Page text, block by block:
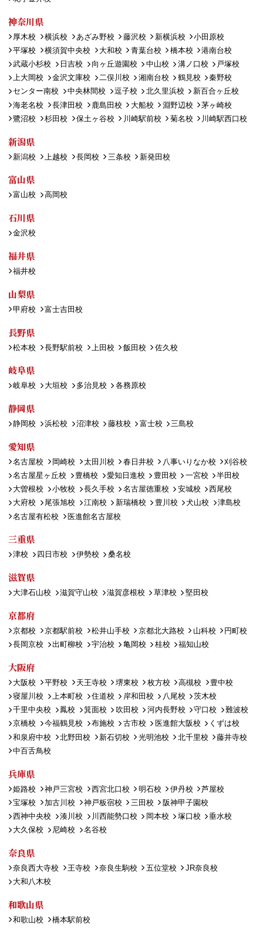
神奈川県
厚木校 横浜校 あざみ野校 藤沢校 新横浜校
小田原校
平塚校
横須賀中央校 大和校 青葉台校 橋本校
港南台校
武蔵小杉校
日吉校 向ヶ丘遊園校 中山校 溝ノ口校
戸塚校
上大岡校
金沢文庫校 二俣川校 湘南台校 鶴見校
秦野校
センター南校
中央林間校 逗子校 北久里浜校
新百合ヶ丘校
海老名校
長津田校 鹿島田校 大船校 淵野辺校
茅ヶ崎校
鷺沼校
杉田校 保土ヶ谷校 川崎駅前校 菊名校 川崎駅西口校
新潟県
新潟校 上越校 長岡校 三条校 新発田校
富山県
富山校 高岡校
石川県
金沢校
福井県
福井校
山梨県
甲府校 富士吉田校
長野県
松本校 長野駅前校 上田校 飯田校 佐久校
岐阜県
岐阜校 大垣校 多治見校 各務原校
静岡県
静岡校 浜松校 沼津校 藤枝校 富士校 三島校
愛知県
名古屋校 岡崎校 太田川校 春日井校 八事いりなか校
刈谷校
名古屋星ヶ丘校
豊橋校 愛知日進校 豊田校 一宮校
半田校
大曽根校
小牧校 長久手校 名古屋徳重校 安城校
西尾校
大府校
尾張旭校 江南校 新瑞橋校 豊川校 犬山校
津島校
名古屋有松校
医進館名古屋校
三重県
津校 四日市校 伊勢校 桑名校
滋賀県
大津石山校 滋賀守山校 滋賀彦根校 草津校 堅田校
京都府
京都校 京都駅前校 松井山手校 京都北大路校 山科校
円町校
長岡京校
出町柳校 宇治校 亀岡校 桂校 福知山校
大阪府
大阪校 平野校 天王寺校 堺東校 枚方校 高槻校
豊中校
寝屋川校
上本町校 住道校 岸和田校 八尾校
茨木校
千里中央校
鳳校 箕面校 吹田校 河内長野校 守口校
難波校
京橋校
今福鶴見校 布施校 古市校 医進館大阪校
くずは校
和泉府中校
北野田校 新石切校 光明池校 北千里校
藤井寺校
中百舌鳥校
兵庫県
姫路校 神戸三宮校 西宮北口校 明石校 伊丹校
芦屋校
宝塚校
加古川校 神戸板宿校 三田校
阪神甲子園校
西神中央校
湊川校 川西能勢口校 岡本校 塚口校
垂水校
大久保校
尼崎校 名谷校
奈良県
奈良西大寺校 王寺校 奈良生駒校 五位堂校
JR奈良校
大和八木校
和歌山県
和歌山校 橋本駅前校